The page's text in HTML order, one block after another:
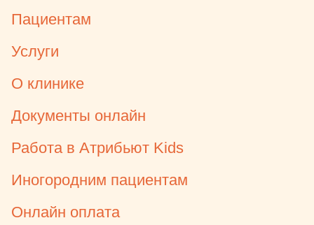
Пациентам
Услуги
О клинике
Документы онлайн
Работа в Атрибьют Kids
Иногородним пациентам
Онлайн оплата